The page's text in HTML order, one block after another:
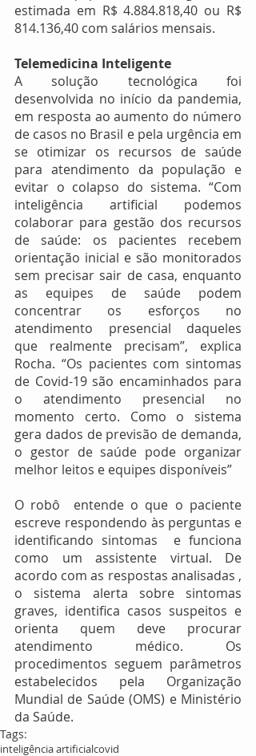
estimada em R$ 4.884.818,40 ou R$
814.136,40 com salários mensais.
Telemedicina Inteligente
A solução tecnológica foi
desenvolvida no início da pandemia,
em resposta ao aumento do número
de casos no Brasil e pela urgência em
se otimizar os recursos de saúde
para atendimento da população e
evitar o colapso do sistema. “Com
inteligência artificial podemos
colaborar para gestão dos recursos
de saúde: os pacientes recebem
orientação inicial e são monitorados
sem precisar sair de casa, enquanto
as equipes de saúde podem
concentrar os esforços no
atendimento presencial daqueles
que realmente precisam”, explica
Rocha. “Os pacientes com sintomas
de Covid-19 são encaminhados para
o atendimento presencial no
momento certo. Como o sistema
gera dados de previsão de demanda,
o gestor de saúde pode organizar
melhor leitos e equipes disponíveis”
O robô  entende o que o paciente
escreve respondendo às perguntas e
identificando sintomas  e funciona
como um assistente virtual. De
acordo com as respostas analisadas ,
o sistema alerta sobre sintomas
graves, identifica casos suspeitos e
orienta quem deve procurar
atendimento médico. Os
procedimentos seguem parâmetros
estabelecidos pela Organização
Mundial de Saúde (OMS) e Ministério
da Saúde.
Tags:
inteligência artificialcovid